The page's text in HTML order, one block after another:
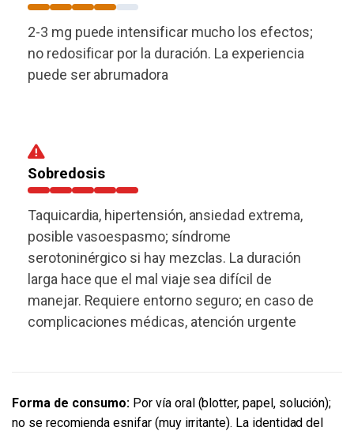
2-3 mg puede intensificar mucho los efectos;
no redosificar por la duración. La experiencia
puede ser abrumadora
Sobredosis
Taquicardia, hipertensión, ansiedad extrema,
posible vasoespasmo; síndrome
serotoninérgico si hay mezclas. La duración
larga hace que el mal viaje sea difícil de
manejar. Requiere entorno seguro; en caso de
complicaciones médicas, atención urgente
Forma de consumo: Por vía oral (blotter, papel, solución);
no se recomienda esnifar (muy irritante). La identidad del